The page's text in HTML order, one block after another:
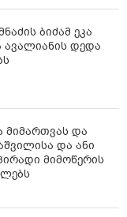
ბიძამ ეკა
ავალიანის დედა
მიმართვას და
და ანი
მიმოწერის